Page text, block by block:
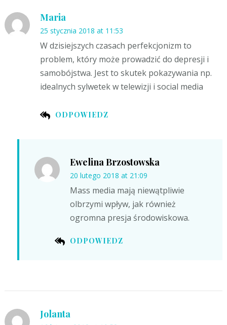
Maria
25 stycznia 2018 at 11:53
ODPOWIEDZ
W dzisiejszych czasach perfekcjonizm to
problem, który może prowadzić do depresji i
samobójstwa. Jest to skutek pokazywania np.
idealnych sylwetek w telewizji i social media
Ewelina Brzostowska
20 lutego 2018 at 21:09
ODPOWIEDZ
Mass media mają niewątpliwie
olbrzymi wpływ, jak również
ogromna presja środowiskowa.
Jolanta